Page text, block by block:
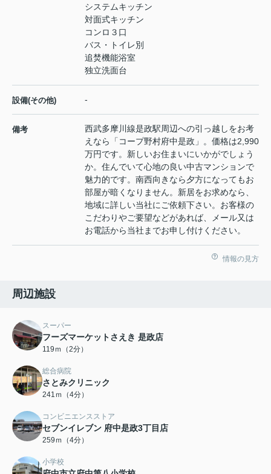
システムキッチン
対面式キッチン
コンロ３口
バス・トイレ別
追焚機能浴室
独立洗面台
設備(その他) -
備考
西武多摩川線是政駅周辺への引っ越しをお考
えなら「コープ野村府中是政」。価格は2,990
万円です。新しいお住まいにいかがでしょう
か。住んでいて心地の良い中古マンションで
魅力的です。南西向きなら夕方になってもお
部屋が暗くなりません。新居をお求めなら、
地域に詳しい当社にご依頼下さい。お客様の
こだわりやご要望などがあれば、メール又は
お電話から当社までお申し付けください。
情報の見方
周辺施設
スーパー
フーズマーケットさえき 是政店
119ｍ（2分）
総合病院
さとみクリニック
241ｍ（4分）
コンビニエンスストア
セブンイレブン 府中是政3丁目店
259ｍ（4分）
小学校